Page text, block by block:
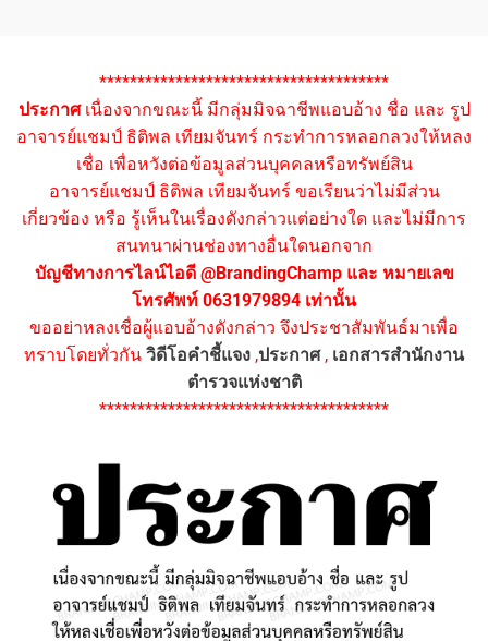
**************************************
ประกาศเนื่องจากขณะนี้ มีกลุ่มมิจฉาชีพแอบอ้าง ชื่อ และ รูป
อาจารย์แชมป์ ธิติพล เทียมจันทร์ กระทำการหลอกลวงให้หลง
เชื่อ เพื่อหวังต่อข้อมูลส่วนบุคคลหรือทรัพย์สิน
อาจารย์แชมป์ ธิติพล เทียมจันทร์ ขอเรียนว่าไม่มีส่วน
เกี่ยวข้อง หรือ รู้เห็นในเรื่องดังกล่าวแต่อย่างใด และไม่มีการ
สนทนาผ่านช่องทางอื่นใดนอกจาก
บัญชีทางการไลน์ไอดี @BrandingChamp และ หมายเลข
โทรศัพท์ 0631979894 เท่านั้น
ขออย่าหลงเชื่อผู้แอบอ้างดังกล่าว จึงประชาสัมพันธ์มาเพื่อ
ทราบโดยทั่วกัน วิดีโอคำชี้แจง ,ประกาศ, เอกสารสำนักงาน
ตำรวจแห่งชาติ
**************************************